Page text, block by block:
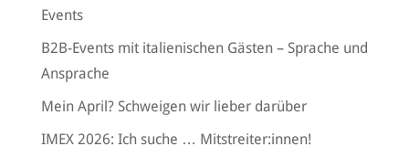
Events
B2B-Events mit italienischen Gästen – Sprache und
Ansprache
Mein April? Schweigen wir lieber darüber
IMEX 2026: Ich suche … Mitstreiter:innen!